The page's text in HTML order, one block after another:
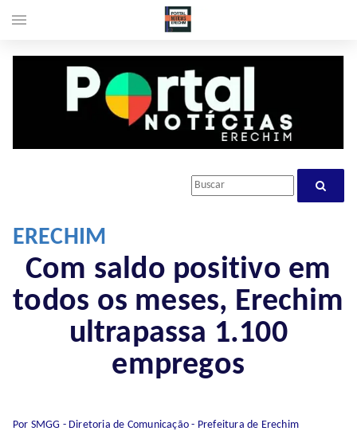
ERECHIM
Com saldo positivo em
todos os meses, Erechim
ultrapassa 1.100
empregos
Por SMGG - Diretoria de Comunicação - Prefeitura de Erechim
menu